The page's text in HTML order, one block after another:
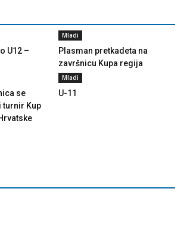
U12 –
Mladi
Plasman pretkadeta na
završnicu Kupa regija
se
turnir Kup
Mladi
U-11